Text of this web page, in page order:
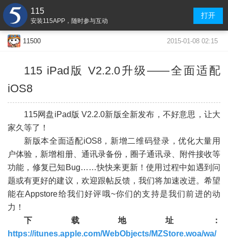
115
安装115APP，随时参与互动
打开
11500 2015-01-08 02:15
115 iPad版 V2.2.0升级——全面适配
iOS8
-
115网盘iPad版 V2.2.0新版全新发布，不好意思，让大
家久等了！
新版本全面适配iOS8，新增二维码登录，优化大量用
户体验，新增相册、通讯录备份，圈子通讯录、附件接收等
功能，修复已知Bug……快快来更新！使用过程中如遇到问
题或有更好的建议，欢迎跟帖反馈，我们将加速改进。希望
能在Appstore给我们好评哦~你们的支持是我们前进的动
力！
下载地址：
https://itunes.apple.com/WebObjects/MZStore.woa/wa/